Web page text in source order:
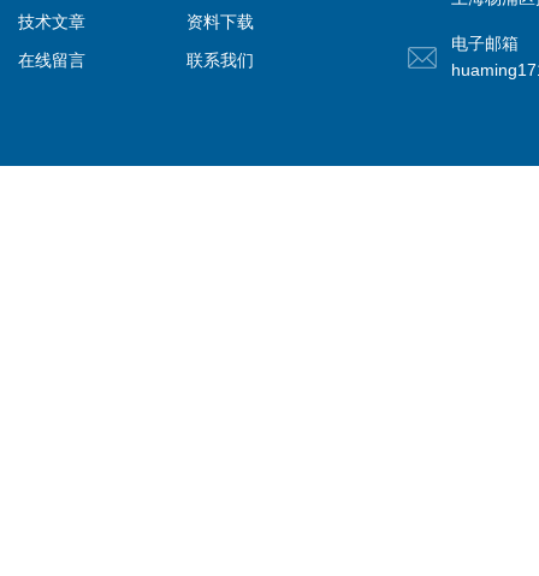
技术文章
资料下载
在线留言
联系我们
电子邮箱